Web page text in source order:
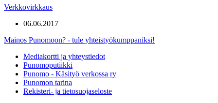
Verkkovirkkaus
06.06.2017
Mainos Punomoon? - tule yhteistyökumppaniksi!
Mediakortti ja yhteystiedot
Punomoputiikki
Punomo - Käsityö verkossa ry
Punomon tarina
Rekisteri- ja tietosuojaseloste